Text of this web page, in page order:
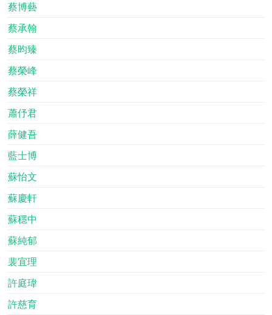
蔡博藝
蔡承翰
蔡昀臻
蔡榮峰
蔡榮祥
蕭伃君
薛健吾
藍士博
蘇怡文
蘇慶軒
蘇穩中
蘇純郁
裴宜理
許庭瑋
許慈育